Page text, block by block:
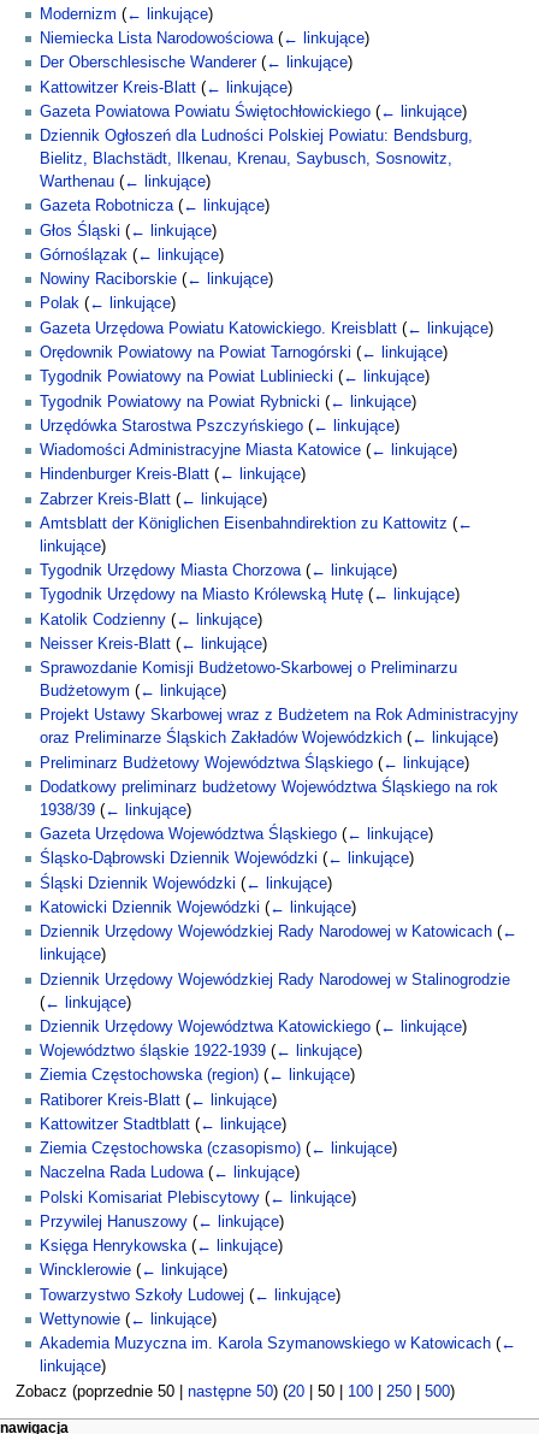
Modernizm (← linkujące)
Niemiecka Lista Narodowościowa (← linkujące)
Der Oberschlesische Wanderer (← linkujące)
Kattowitzer Kreis-Blatt (← linkujące)
Gazeta Powiatowa Powiatu Świętochłowickiego (← linkujące)
Dziennik Ogłoszeń dla Ludności Polskiej Powiatu: Bendsburg,
Bielitz, Blachstädt, Ilkenau, Krenau, Saybusch, Sosnowitz,
Warthenau (← linkujące)
Gazeta Robotnicza (← linkujące)
Głos Śląski (← linkujące)
Górnoślązak (← linkujące)
Nowiny Raciborskie (← linkujące)
Polak (← linkujące)
Gazeta Urzędowa Powiatu Katowickiego. Kreisblatt (← linkujące)
Orędownik Powiatowy na Powiat Tarnogórski (← linkujące)
Tygodnik Powiatowy na Powiat Lubliniecki (← linkujące)
Tygodnik Powiatowy na Powiat Rybnicki (← linkujące)
Urzędówka Starostwa Pszczyńskiego (← linkujące)
Wiadomości Administracyjne Miasta Katowice (← linkujące)
Hindenburger Kreis-Blatt (← linkujące)
Zabrzer Kreis-Blatt (← linkujące)
Amtsblatt der Königlichen Eisenbahndirektion zu Kattowitz (←
linkujące)
Tygodnik Urzędowy Miasta Chorzowa (← linkujące)
Tygodnik Urzędowy na Miasto Królewską Hutę (← linkujące)
Katolik Codzienny (← linkujące)
Neisser Kreis-Blatt (← linkujące)
Sprawozdanie Komisji Budżetowo-Skarbowej o Preliminarzu
Budżetowym (← linkujące)
Projekt Ustawy Skarbowej wraz z Budżetem na Rok Administracyjny
oraz Preliminarze Śląskich Zakładów Wojewódzkich (← linkujące)
Preliminarz Budżetowy Województwa Śląskiego (← linkujące)
Dodatkowy preliminarz budżetowy Województwa Śląskiego na rok
1938/39 (← linkujące)
Gazeta Urzędowa Województwa Śląskiego (← linkujące)
Śląsko-Dąbrowski Dziennik Wojewódzki (← linkujące)
Śląski Dziennik Wojewódzki (← linkujące)
Katowicki Dziennik Wojewódzki (← linkujące)
Dziennik Urzędowy Wojewódzkiej Rady Narodowej w Katowicach (←
linkujące)
Dziennik Urzędowy Wojewódzkiej Rady Narodowej w Stalinogrodzie
(← linkujące)
Dziennik Urzędowy Województwa Katowickiego (← linkujące)
Województwo śląskie 1922-1939 (← linkujące)
Ziemia Częstochowska (region) (← linkujące)
Ratiborer Kreis-Blatt (← linkujące)
Kattowitzer Stadtblatt (← linkujące)
Ziemia Częstochowska (czasopismo) (← linkujące)
Naczelna Rada Ludowa (← linkujące)
Polski Komisariat Plebiscytowy (← linkujące)
Przywilej Hanuszowy (← linkujące)
Księga Henrykowska (← linkujące)
Wincklerowie (← linkujące)
Towarzystwo Szkoły Ludowej (← linkujące)
Wettynowie (← linkujące)
Akademia Muzyczna im. Karola Szymanowskiego w Katowicach (←
linkujące)
Zobacz (poprzednie 50| następne 50) (20| 50| 100| 250| 500)
działania na stronie
narzędzia osobiste
nawigacja